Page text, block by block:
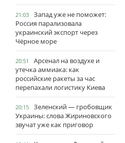
21:03
Запад уже не поможет:
Россия парализовала
украинский экспорт через
Чёрное море
20:51
Арсенал на воздухе и
утечка аммиака: как
российские ракеты за час
перепахали логистику Киева
20:15
Зеленский — гробовщик
Украины: слова Жириновского
звучат уже как приговор